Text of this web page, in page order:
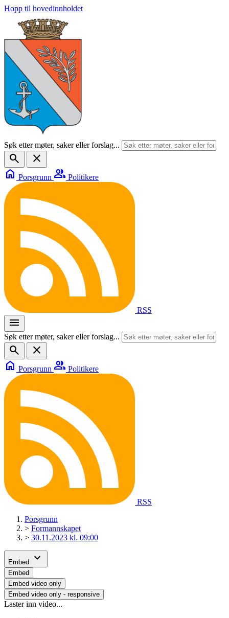
Hopp til hovedinnholdet
Søk etter møter, saker eller forslag...
search
close
home Porsgrunn group Politikere
RSS
menu
Søk etter møter, saker eller forslag...
search
close
home Porsgrunn group Politikere
RSS
Porsgrunn
> Formannskapet
> 30.11.2023 kl. 09:00
Embed expand_more
Embed
Embed video only
Embed video only - responsive
Laster inn video...